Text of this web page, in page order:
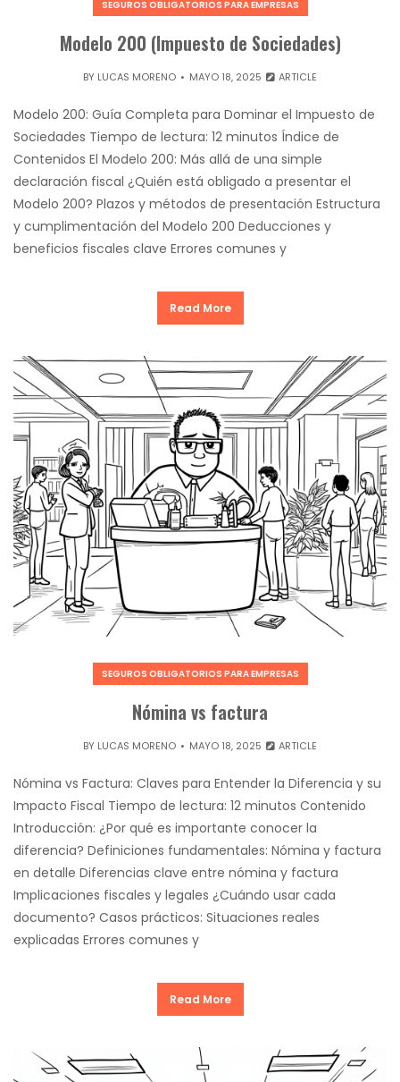
SEGUROS OBLIGATORIOS PARA EMPRESAS
Modelo 200 (Impuesto de Sociedades)
BY LUCAS MORENO MAYO 18, 2025 ARTICLE
Modelo 200: Guía Completa para Dominar el Impuesto de
Sociedades Tiempo de lectura: 12 minutos Índice de
Contenidos El Modelo 200: Más allá de una simple
declaración fiscal ¿Quién está obligado a presentar el
Modelo 200? Plazos y métodos de presentación Estructura
y cumplimentación del Modelo 200 Deducciones y
beneficios fiscales clave Errores comunes y
Read More
SEGUROS OBLIGATORIOS PARA EMPRESAS
Nómina vs factura
BY LUCAS MORENO MAYO 18, 2025 ARTICLE
Nómina vs Factura: Claves para Entender la Diferencia y su
Impacto Fiscal Tiempo de lectura: 12 minutos Contenido
Introducción: ¿Por qué es importante conocer la
diferencia? Definiciones fundamentales: Nómina y factura
en detalle Diferencias clave entre nómina y factura
Implicaciones fiscales y legales ¿Cuándo usar cada
documento? Casos prácticos: Situaciones reales
explicadas Errores comunes y
Read More